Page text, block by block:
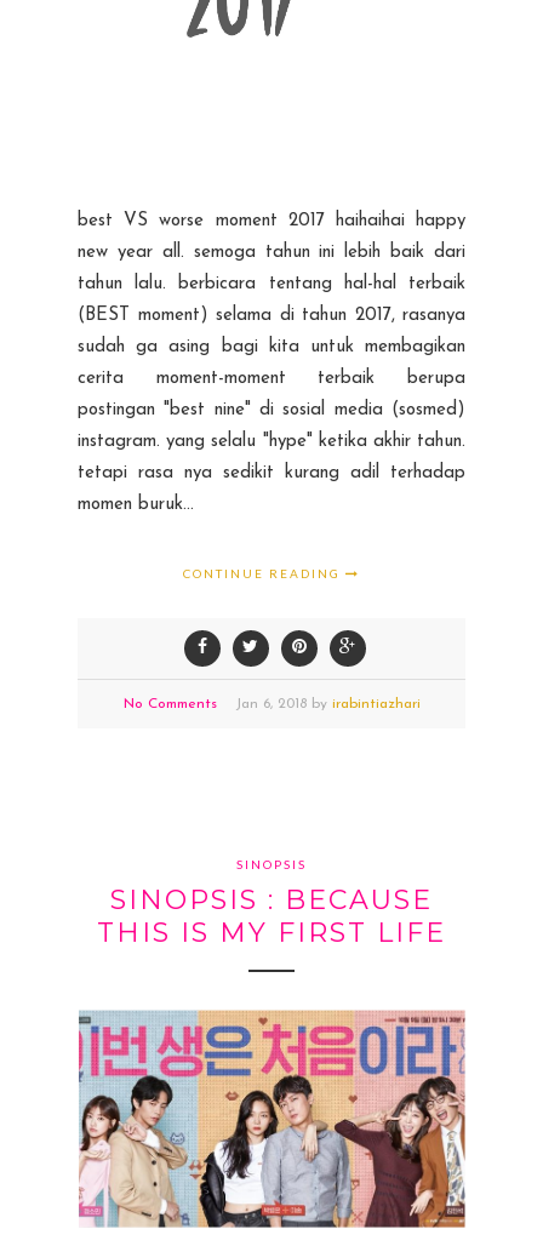
best VS worse moment 2017 haihaihai happy
new year all. semoga tahun ini lebih baik dari
tahun lalu. berbicara tentang hal-hal terbaik
(BEST moment) selama di tahun 2017, rasanya
sudah ga asing bagi kita untuk membagikan
cerita moment-moment terbaik berupa
postingan "best nine" di sosial media (sosmed)
instagram. yang selalu "hype" ketika akhir tahun.
tetapi rasa nya sedikit kurang adil terhadap
momen buruk...
CONTINUE READING
No Comments Jan 6,2018 by irabintiazhari
SINOPSIS
SINOPSIS : BECAUSE
THIS IS MY FIRST LIFE